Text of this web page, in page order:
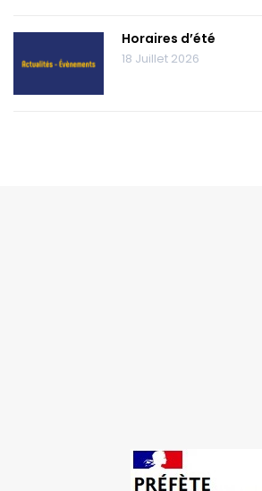
Horaires d’été
18 Juillet 2026